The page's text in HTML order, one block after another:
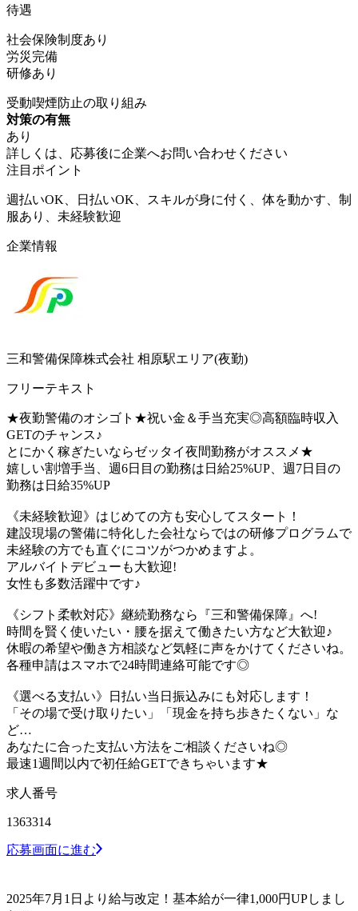
待遇
社会保険制度あり
労災完備
研修あり
受動喫煙防止の取り組み
対策の有無
あり
詳しくは、応募後に企業へお問い合わせください
注目ポイント
週払いOK、日払いOK、スキルが身に付く、体を動かす、制
服あり、未経験歓迎
企業情報
三和警備保障株式会社 相原駅エリア(夜勤)
フリーテキスト
★夜勤警備のオシゴト★祝い金＆手当充実◎高額臨時収入
GETのチャンス♪
とにかく稼ぎたいならゼッタイ夜間勤務がオススメ★
嬉しい割増手当、週6日目の勤務は日給25%UP、週7日目の
勤務は日給35%UP
《未経験歓迎》はじめての方も安心してスタート！
建設現場の警備に特化した会社ならではの研修プログラムで
未経験の方でも直ぐにコツがつかめますよ。
アルバイトデビューも大歓迎!
女性も多数活躍中です♪
《シフト柔軟対応》継続勤務なら『三和警備保障』へ!
時間を賢く使いたい・腰を据えて働きたい方など大歓迎♪
休暇の希望や働き方相談など気軽に声をかけてくださいね。
各種申請はスマホで24時間連絡可能です◎
《選べる支払い》日払い当日振込みにも対応します！
「その場で受け取りたい」「現金を持ち歩きたくない」な
ど…
あなたに合った支払い方法をご相談くださいね◎
最速1週間以内で初任給GETできちゃいます★
求人番号
1363314
応募画面に進む
2025年7月1日より給与改定！基本給が一律1,000円UPしまし